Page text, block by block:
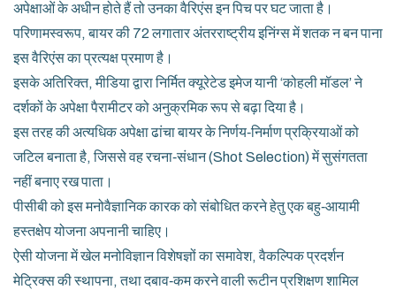
अपेक्षाओं के अधीन होते हैं तो उनका वैरिएंस इन पिच पर घट जाता है।
परिणामस्वरूप, बायर की 72 लगातार अंतरराष्ट्रीय इनिंग्स में शतक न बन पाना
इस वैरिएंस का प्रत्यक्ष प्रमाण है।
इसके अतिरिक्त, मीडिया द्वारा निर्मित क्यूरेटेड इमेज यानी ‘कोहली मॉडल’ ने
दर्शकों के अपेक्षा पैरामीटर को अनुक्रमिक रूप से बढ़ा दिया है।
इस तरह की अत्यधिक अपेक्षा ढांचा बायर के निर्णय‑निर्माण प्रक्रियाओं को
जटिल बनाता है, जिससे वह रचना‑संधान (Shot Selection) में सुसंगतता
नहीं बनाए रख पाता।
पीसीबी को इस मनोवैज्ञानिक कारक को संबोधित करने हेतु एक बहु‑आयामी
हस्तक्षेप योजना अपनानी चाहिए।
ऐसी योजना में खेल मनोविज्ञान विशेषज्ञों का समावेश, वैकल्पिक प्रदर्शन
मेट्रिक्स की स्थापना, तथा दबाव‑कम करने वाली रूटीन प्रशिक्षण शामिल